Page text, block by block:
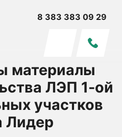
8 383 383 09 29
материалы
ЛЭП 1-ой
участков
Лидер